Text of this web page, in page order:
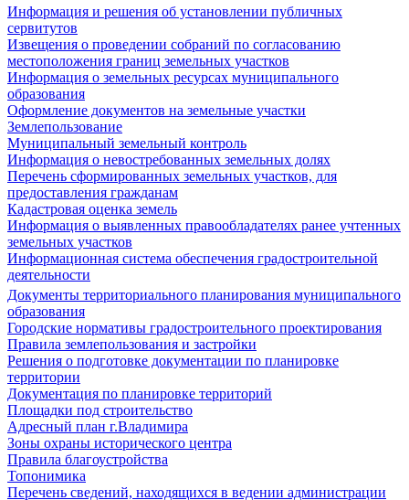
Информация и решения об установлении публичных
сервитутов
Извещения о проведении собраний по согласованию
местоположения границ земельных участков
Информация о земельных ресурсах муниципального
образования
Оформление документов на земельные участки
Землепользование
Муниципальный земельный контроль
Информация о невостребованных земельных долях
Перечень сформированных земельных участков, для
предоставления гражданам
Кадастровая оценка земель
Информация о выявленных правообладателях ранее учтенных
земельных участков
Информационная система обеспечения градостроительной
деятельности
Документы территориального планирования муниципального
образования
Городские нормативы градостроительного проектирования
Правила землепользования и застройки
Решения о подготовке документации по планировке
территории
Документация по планировке территорий
Площадки под строительство
Адресный план г.Владимира
Зоны охраны исторического центра
Правила благоустройства
Топонимика
Перечень сведений, находящихся в ведении администрации